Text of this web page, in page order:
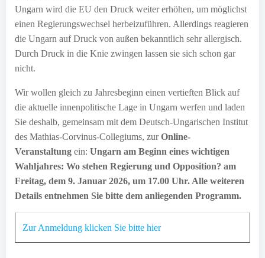
Ungarn wird die EU den Druck weiter erhöhen, um möglichst
einen Regierungswechsel herbeizuführen. Allerdings reagieren
die Ungarn auf Druck von außen bekanntlich sehr allergisch.
Durch Druck in die Knie zwingen lassen sie sich schon gar
nicht.
Wir wollen gleich zu Jahresbeginn einen vertieften Blick auf
die aktuelle innenpolitische Lage in Ungarn werfen und laden
Sie deshalb, gemeinsam mit dem Deutsch-Ungarischen Institut
des Mathias-Corvinus-Collegiums, zurOnline-
Veranstaltung ein: Ungarn am Beginn eines wichtigen
Wahljahres: Wo stehen Regierung und Opposition? am
Freitag, dem 9. Januar 2026, um 17.00 Uhr. Alle weiteren
Details entnehmen Sie bitte dem anliegenden Programm.
Zur Anmeldung klicken Sie bitte hier